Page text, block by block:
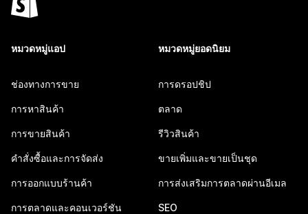
หมวดหมู่แอป
ช่องทางการขาย
การหาสินค้า
การขายสินค้า
คำสั่งซื้อและการจัดส่ง
การออกแบบร้านค้า
การตลาดและคอนเวอร์ชัน
หมวดหมู่ยอดนิยม
การดรอปชิป
ตลาด
รีวิวสินค้า
ขายเพิ่มและขายเป็นชุด
การส่งเสริมการตลาดผ่านอีเมล
SEO